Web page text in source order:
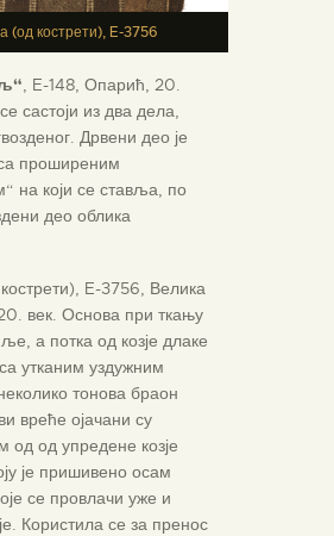
(од кострети), E-3756
, E-148, Опарић, 20.
састоји из два дела,
Дрвени део је
проширеним
на који се ставља, по
део облика
E-3756, Велика
век. Основа при ткању
а потка од козје длаке
утканим уздужним
тонова браон
вреће ојачани су
од од упредене козје
је пришивено осам
се провлачи уже и
Користила се за пренос